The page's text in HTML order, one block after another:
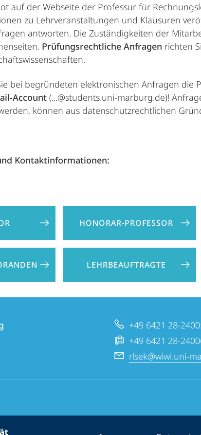
auf der Webseite der Professur für
zu Lehrveranstaltungen und Klausuren
antworten. Die Zuständigkeiten der
Prüfungsrechtliche Anfragen richten
bei begründeten elektronischen Anfragen
Account (...@students.uni-marburg.de)!
können aus datenschutzrechtlichen
Kontaktinformationen:
HONORAR-PROFESSOR
LEHRBEAUFTRAGTE
+49 6421 28-
+49 6421 28-
rlsek@wiwi.uni-